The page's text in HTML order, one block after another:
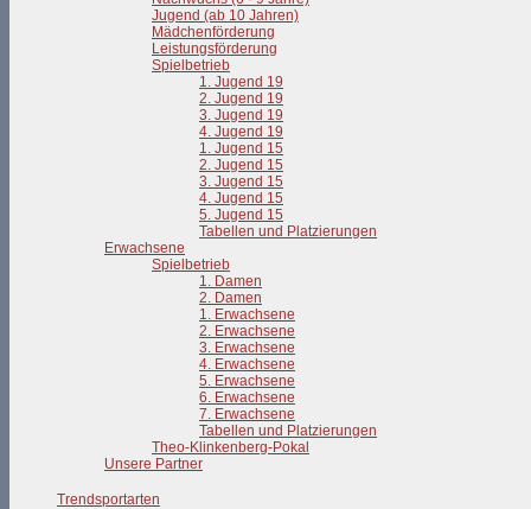
Jugend (ab 10 Jahren)
Mädchenförderung
Leistungsförderung
Spielbetrieb
1. Jugend 19
2. Jugend 19
3. Jugend 19
4. Jugend 19
1. Jugend 15
2. Jugend 15
3. Jugend 15
4. Jugend 15
5. Jugend 15
Tabellen und Platzierungen
Erwachsene
Spielbetrieb
1. Damen
2. Damen
1. Erwachsene
2. Erwachsene
3. Erwachsene
4. Erwachsene
5. Erwachsene
6. Erwachsene
7. Erwachsene
Tabellen und Platzierungen
Theo-Klinkenberg-Pokal
Unsere Partner
Trendsportarten